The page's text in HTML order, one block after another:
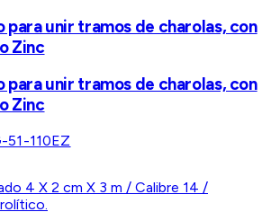
unir tramos de charolas, con
Zinc
unir tramos de charolas, con
Zinc
51-110EZ